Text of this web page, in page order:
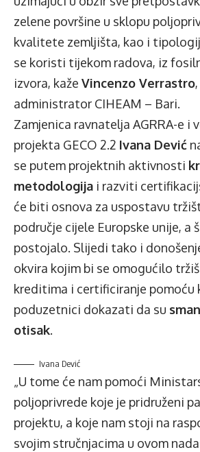
zelene površine u sklopu
kvalitete zemljišta, kao i
se koristi tijekom radova, iz
izvora, kaže Vincenzo Verrastro
administrator CIHEAM – Bari.
Zamjenica ravnatelja AGRRA-e i
projekta GECO 2.2 Ivana Dević
se putem projektnih aktivnosti
metodologija i razviti
će biti osnova za uspostavu
područje cijele Europske unije, a
postojalo. Slijedi tako i
okvira kojim bi se omogućilo
kreditima i certificiranje pomoću
poduzetnici dokazati da su
otisak.
Ivana Dević
„U tome će nam pomoći
poljoprivrede koje je pridruženi
projektu, a koje nam stoji na
svojim stručnjacima u ovom